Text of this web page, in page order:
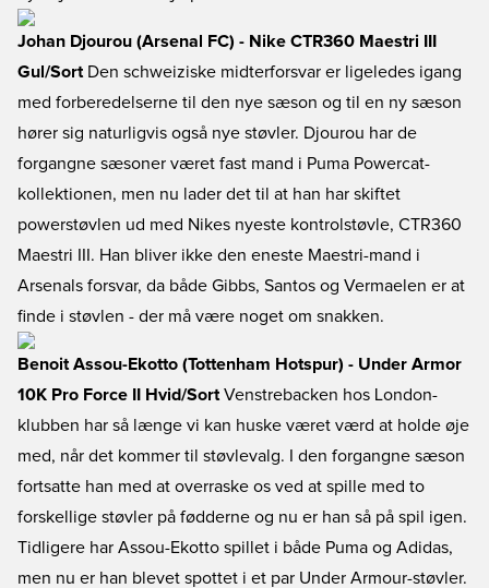
Johan Djourou (Arsenal FC) - Nike CTR360 Maestri III
Gul/Sort Den schweiziske midterforsvar er ligeledes igang
med forberedelserne til den nye sæson og til en ny sæson
hører sig naturligvis også nye støvler. Djourou har de
forgangne sæsoner været fast mand i Puma Powercat-
kollektionen, men nu lader det til at han har skiftet
powerstøvlen ud med Nikes nyeste kontrolstøvle, CTR360
Maestri III. Han bliver ikke den eneste Maestri-mand i
Arsenals forsvar, da både Gibbs, Santos og Vermaelen er at
finde i støvlen - der må være noget om snakken.
Benoit Assou-Ekotto (Tottenham Hotspur) - Under Armor
10K Pro Force II Hvid/Sort Venstrebacken hos London-
klubben har så længe vi kan huske været værd at holde øje
med, når det kommer til støvlevalg. I den forgangne sæson
fortsatte han med at overraske os ved at spille med to
forskellige støvler på fødderne og nu er han så på spil igen.
Tidligere har Assou-Ekotto spillet i både Puma og Adidas,
men nu er han blevet spottet i et par Under Armour-støvler.